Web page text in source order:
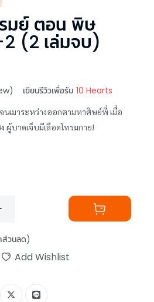
มย์ ตอน พิษ
2 (2 เล่มจบ)
เขียนรีวิวเพื่อรับ 10 Hearts
นเมาระหว่างออกตามหาศิษย์พี่ เมื่อ
บาดเจ็บมีเลือดโทรมกาย!
วนลด)
Add Wishlist